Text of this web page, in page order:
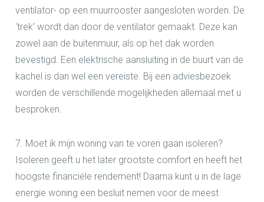
ventilator- op een muurrooster aangesloten worden. De
‘trek’ wordt dan door de ventilator gemaakt. Deze kan
zowel aan de buitenmuur, als op het dak worden
bevestigd. Een elektrische aansluiting in de buurt van de
kachel is dan wel een vereiste. Bij een adviesbezoek
worden de verschillende mogelijkheden allemaal met u
besproken.
7. Moet ik mijn woning van te voren gaan isoleren?
Isoleren geeft u het later grootste comfort en heeft het
hoogste financiële rendement! Daarna kunt u in de lage
energie woning een besluit nemen voor de meest